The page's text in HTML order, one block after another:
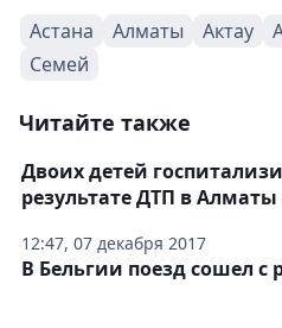
Астана Алматы Актау
Семей
Читайте также
12:47, 07 декабря 2017
Двоих детей
результате ДТП в Алматы
В Бельгии поезд сошел с